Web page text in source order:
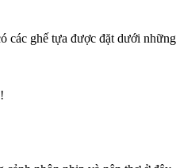
các ghế tựa được đặt dưới